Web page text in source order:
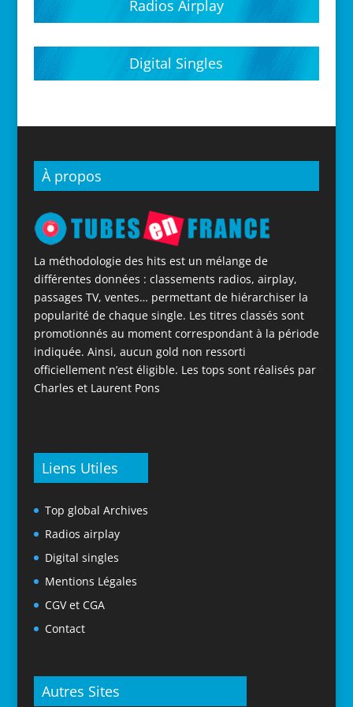
Radios Airplay
Digital Singles
À propos
La méthodologie des hits est un mélange de
différentes données : classements radios, airplay,
passages TV, ventes… permettant de hiérarchiser la
popularité de chaque single. Les titres classés sont
promotionnés au moment correspondant à la période
indiquée. Ainsi, aucun gold non ressorti
officiellement n’est éligible. Les tops sont réalisés par
Charles et Laurent Pons
Liens Utiles
Top global Archives
Radios airplay
Digital singles
Mentions Légales
CGV et CGA
Contact
Autres Sites